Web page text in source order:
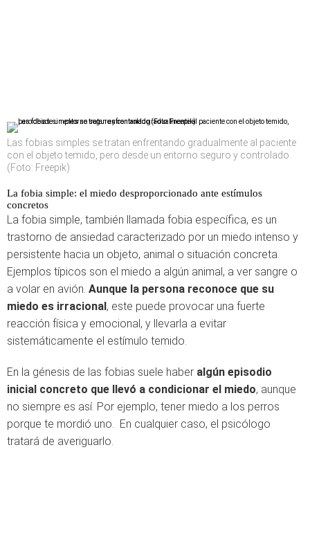
Las fobias simples se tratan enfrentando gradualmente al paciente
con el objeto temido, pero desde un entorno seguro y controlado
(Foto: Freepik)
La fobia simple: el miedo desproporcionado ante estímulos
concretos
La fobia simple, también llamada fobia específica, es un
trastorno de ansiedad caracterizado por un miedo intenso y
persistente hacia un objeto, animal o situación concreta.
Ejemplos típicos son el miedo a algún animal, a ver sangre o
a volar en avión. Aunque la persona reconoce que su
miedo es irracional, este puede provocar una fuerte
reacción física y emocional, y llevarla a evitar
sistemáticamente el estímulo temido.
En la génesis de las fobias suele haber algún episodio
inicial concreto que llevó a condicionar el miedo, aunque
no siempre es así. Por ejemplo, tener miedo a los perros
porque te mordió uno. En cualquier caso, el psicólogo
tratará de averiguarlo.